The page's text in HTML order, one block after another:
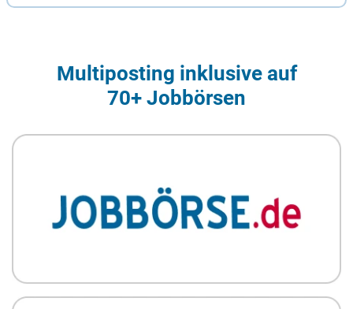
Multiposting inklusive auf
70+ Jobbörsen